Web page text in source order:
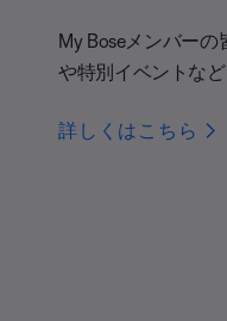
My Boseメンバー
や特別イベントな
詳しくはこちら